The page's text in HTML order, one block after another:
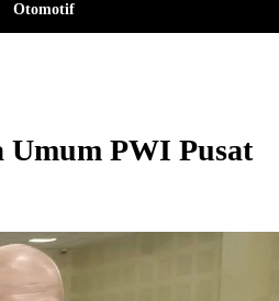
Otomotif
PWI Pusat